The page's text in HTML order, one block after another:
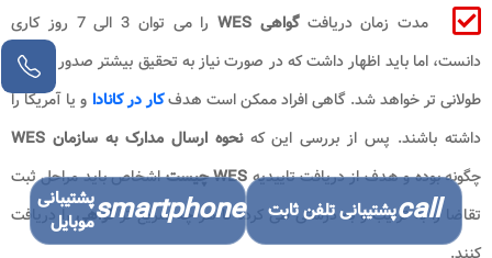
مدت زمان دریافتگواهی WES
را می توان 3 الی 7 روز کاری
دانست، اما باید اظهار داشت که در صورت نیاز به تحقیق بیشتر صدور تاییدیه
طولانی تر خواهد شد. گاهی افراد ممکن است هدفکار در کانادا و یا آمریکا را
داشته باشند. پس از بررسی این کهنحوه ارسال مدارک به سازمان WES
چگونه بوده و هدف از دریافت تاییدیه WES چیست
اشخاص باید مراحل ثبت
تقاضا را به ترتیب و به درستی طی کرده تا هر چه سریع ترگواهیرا دریافت
callپشتیبانی تلفن ثابت smartphoneپشتیبانی
موبایل